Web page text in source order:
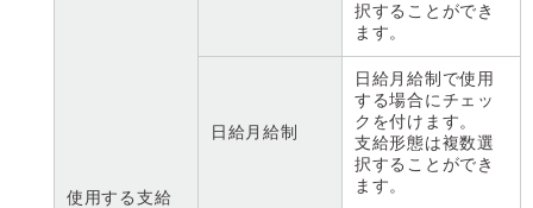
使用する支給
択することができ
ます。
日給月給制
日給月給制で使用
する場合にチェッ
クを付けます。
支給形態は複数選
択することができ
ます。